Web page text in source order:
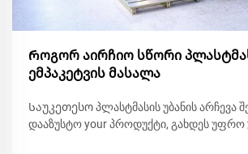
Როგორ აირჩიო სწორი
ემპაკეტვის მასალა
Საუკეთესო პლასტმასის უბანის არჩევა
დააზუსტო your პროდუქტი, გახდეს